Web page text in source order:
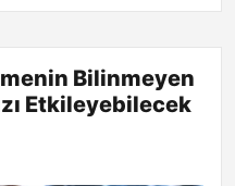
Bilinmeyen
Etkileyebilecek